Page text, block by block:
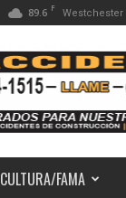
89.6 F Westchester
CULTURA/FAMA